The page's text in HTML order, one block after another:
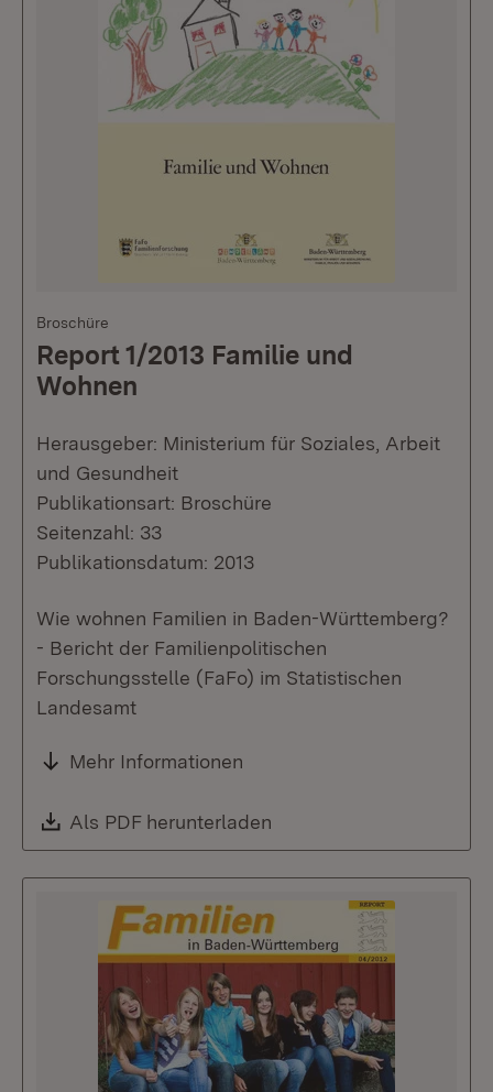
Broschüre
Report 1/2013 Familie und
Wohnen
Herausgeber: Ministerium für Soziales, Arbeit
und Gesundheit
Publikationsart: Broschüre
Seitenzahl: 33
Publikationsdatum: 2013
Wie wohnen Familien in Baden-Württemberg?
- Bericht der Familienpolitischen
Forschungsstelle (FaFo) im Statistischen
Landesamt
Mehr Informationen
Download:
Als PDF herunterladen